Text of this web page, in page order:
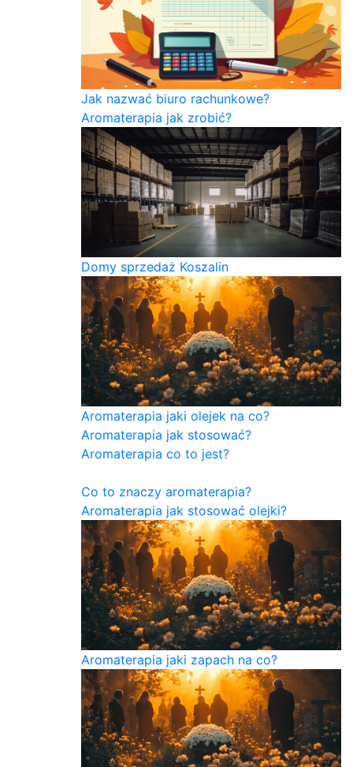
Jak nazwać biuro rachunkowe?
Aromaterapia jak zrobić?
Domy sprzedaż Koszalin
Aromaterapia jaki olejek na co?
Aromaterapia jak stosować?
Aromaterapia co to jest?
Co to znaczy aromaterapia?
Aromaterapia jak stosować olejki?
Aromaterapia jaki zapach na co?